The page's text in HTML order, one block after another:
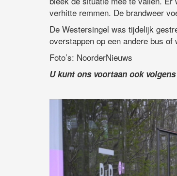
verhitte remmen. De brandweer
De Westersingel was tijdelijk
overstappen op een andere bus
Foto’s: NoorderNieuws
U kunt ons voortaan ook